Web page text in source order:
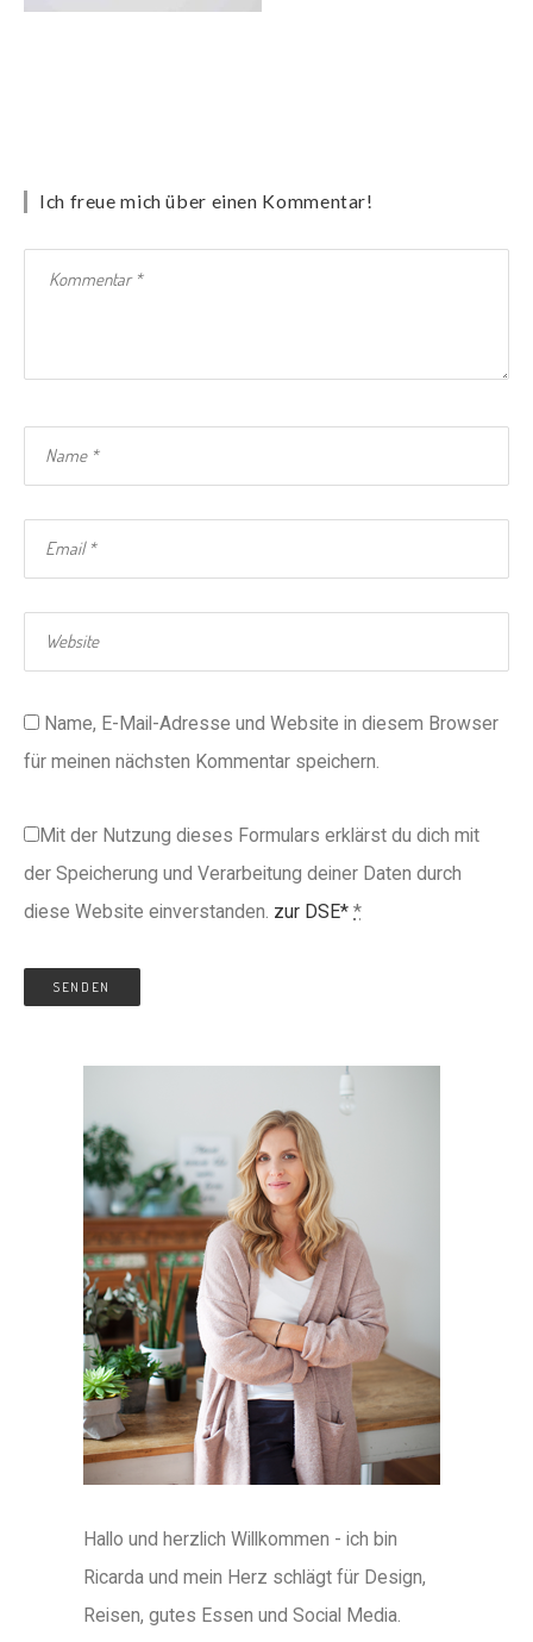
Ich freue mich über einen Kommentar!
Name, E-Mail-Adresse und Website in diesem Browser
für meinen nächsten Kommentar speichern.
Mit der Nutzung dieses Formulars erklärst du dich mit
der Speicherung und Verarbeitung deiner Daten durch
diese Website einverstanden. zur DSE* *
Hallo und herzlich Willkommen - ich bin
Ricarda und mein Herz schlägt für Design,
Reisen, gutes Essen und Social Media.